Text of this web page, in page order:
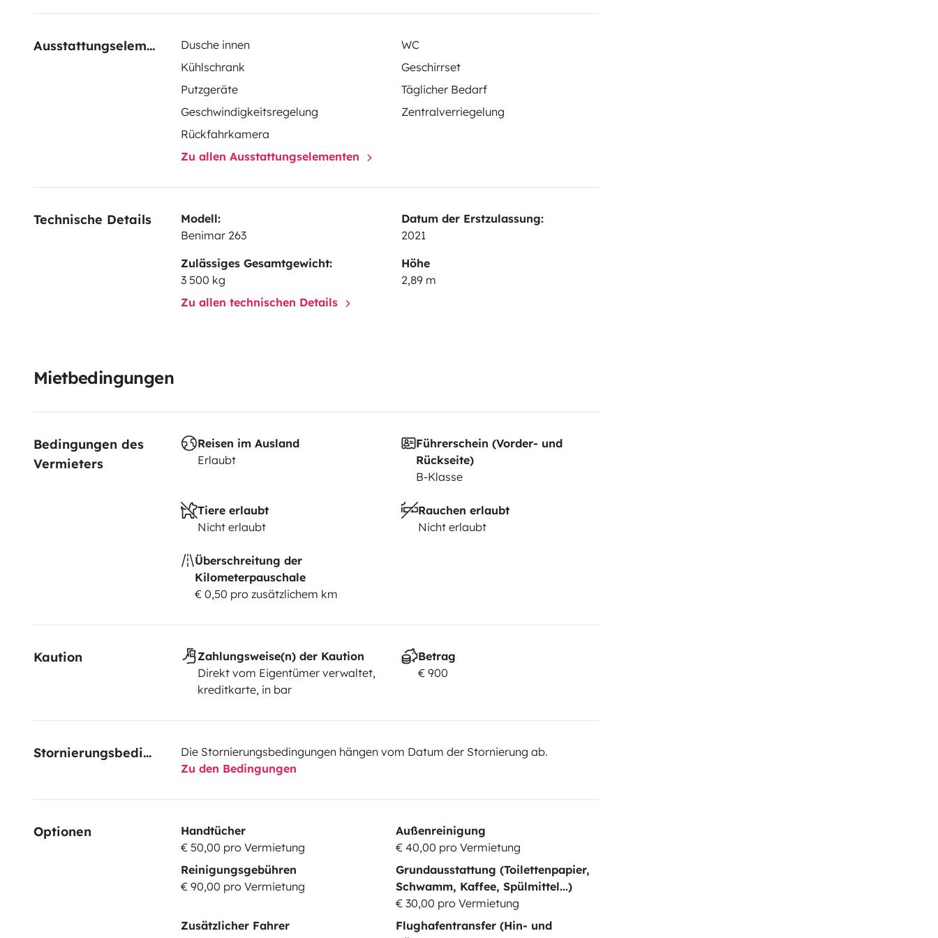
Ausstattungselemente Dusche innen
WC
Kühlschrank
Geschirrset
Putzgeräte
Täglicher Bedarf
Geschwindigkeitsregelung
Zentralverriegelung
Rückfahrkamera
Zu allen Ausstattungselementen
Technische Details
Modell:
Benimar 263
Datum der Erstzulassung:
2021
Zulässiges Gesamtgewicht:
3 500 kg
Höhe
2,89 m
Zu allen technischen Details
Mietbedingungen
Bedingungen des
Vermieters
Reisen im Ausland
Erlaubt
Führerschein (Vorder- und
Rückseite)
B-Klasse
Tiere erlaubt
Nicht erlaubt
Rauchen erlaubt
Nicht erlaubt
Überschreitung der
Kilometerpauschale
€ 0,50 pro zusätzlichem km
Kaution
Zahlungsweise(n) der Kaution
Direkt vom Eigentümer verwaltet,
kreditkarte, in bar
Betrag
€ 900
Stornierungsbedingungen
Die Stornierungsbedingungen hängen vom Datum der Stornierung ab.
Zu den Bedingungen
Optionen
Handtücher
€ 50,00 pro Vermietung
Außenreinigung
€ 40,00 pro Vermietung
Reinigungsgebühren
€ 90,00 pro Vermietung
Grundausstattung (Toilettenpapier,
Schwamm, Kaffee, Spülmittel...)
€ 30,00 pro Vermietung
Zusätzlicher Fahrer
Flughafentransfer (Hin- und